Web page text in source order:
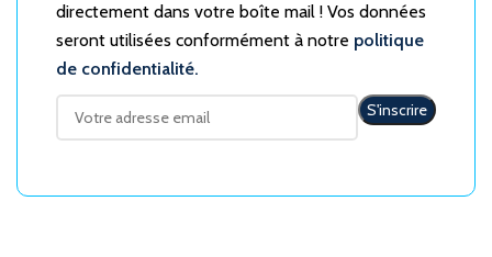
directement dans votre boîte mail ! Vos données
seront utilisées conformément à notre politique
de confidentialité.